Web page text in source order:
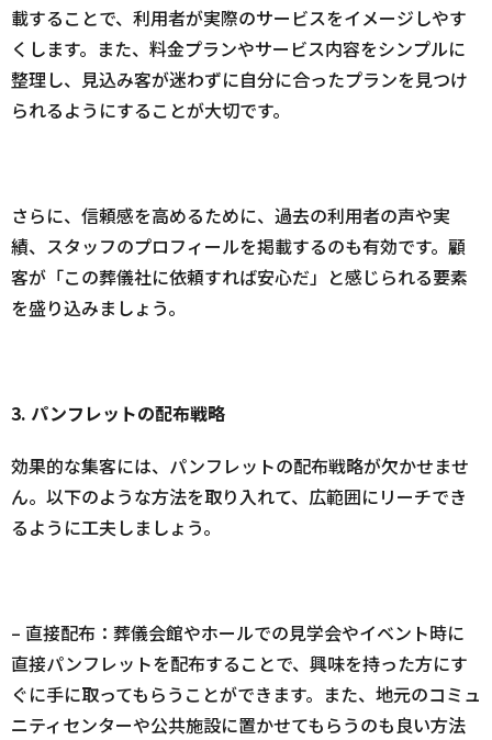
載することで、利用者が実際のサービスをイメージしやす
くします。また、料金プランやサービス内容をシンプルに
整理し、見込み客が迷わずに自分に合ったプランを見つけ
られるようにすることが大切です。
さらに、信頼感を高めるために、過去の利用者の声や実
績、スタッフのプロフィールを掲載するのも有効です。顧
客が「この葬儀社に依頼すれば安心だ」と感じられる要素
を盛り込みましょう。
3. パンフレットの配布戦略
効果的な集客には、パンフレットの配布戦略が欠かせませ
ん。以下のような方法を取り入れて、広範囲にリーチでき
るように工夫しましょう。
– 直接配布：葬儀会館やホールでの見学会やイベント時に
直接パンフレットを配布することで、興味を持った方にす
ぐに手に取ってもらうことができます。また、地元のコミュ
ニティセンターや公共施設に置かせてもらうのも良い方法